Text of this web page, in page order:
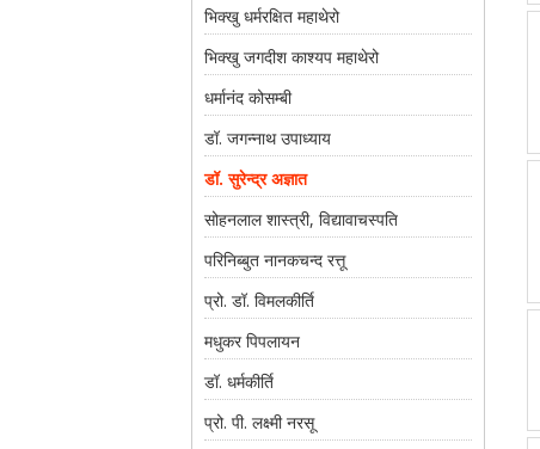
भिक्खु धर्मरक्षित महाथेरो
भिक्खु जगदीश काश्यप महाथेरो
धर्मानंद कोसम्बी
डॉ. जगन्नाथ उपाध्याय
डॉ. सुरेन्द्र अज्ञात
सोहनलाल शास्त्री, विद्यावाचस्पति
परिनिब्बुत नानकचन्द रत्तू
प्रो. डॉ. विमलकीर्ति
मधुकर पिपलायन
डॉ. धर्मकीर्ति
प्रो. पी. लक्ष्मी नरसू